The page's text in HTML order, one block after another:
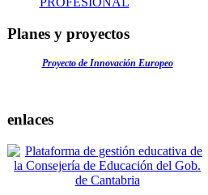
Planes y proyectos
Proyecto de Innovación Europeo
enlaces